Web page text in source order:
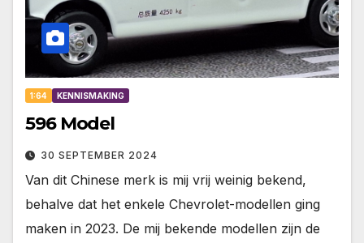
1:64 KENNISMAKING
596 Model
30 SEPTEMBER 2024
Van dit Chinese merk is mij vrij weinig bekend,
behalve dat het enkele Chevrolet-modellen ging
maken in 2023. De mij bekende modellen zijn de